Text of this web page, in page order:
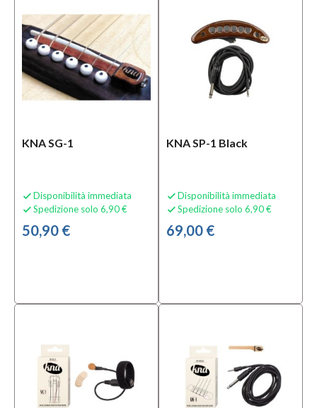
Effetti(1)
Microfoni
a
Contatto
(1)
Microfoni
ad Arco
TUTTI
Condizione
Prezzo
30,00 €
330,00 €
KNA SG-1
 Disponibilità immediata
 Spedizione solo 6,90 €
50,90 €
KNA SP-1 Black
 Disponibilità immediata
 Spedizione solo 6,90 €
69,00 €